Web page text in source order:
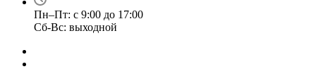
Пн–Пт: с 9:00 до 17:00
Сб-Вс: выходной